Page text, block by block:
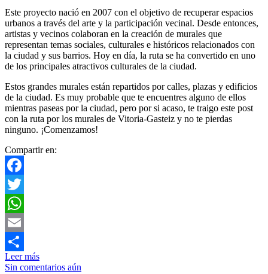
Este proyecto nació en 2007 con el objetivo de recuperar espacios
urbanos a través del arte y la participación vecinal. Desde entonces,
artistas y vecinos colaboran en la creación de murales que
representan temas sociales, culturales e históricos relacionados con
la ciudad y sus barrios. Hoy en día, la ruta se ha convertido en uno
de los principales atractivos culturales de la ciudad.
Estos grandes murales están repartidos por calles, plazas y edificios
de la ciudad. Es muy probable que te encuentres alguno de ellos
mientras paseas por la ciudad, pero por si acaso, te traigo este post
con la ruta por los murales de Vitoria-Gasteiz y no te pierdas
ninguno. ¡Comenzamos!
Compartir en:
Facebook
Twitter
WhatsApp
Email
Compartir
Leer más
Sin comentarios aún